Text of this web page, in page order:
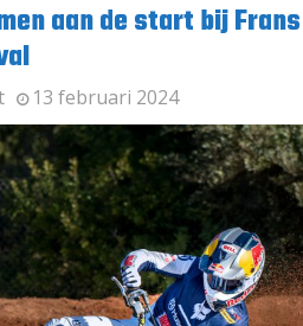
aan de start bij
13 februari 2024